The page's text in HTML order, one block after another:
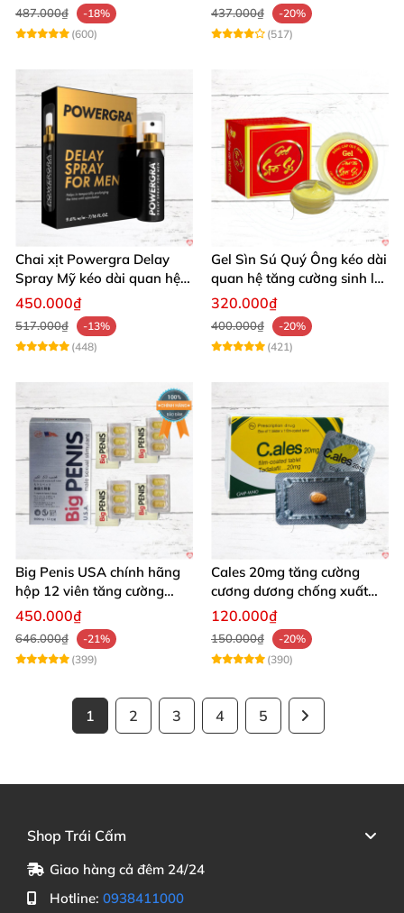
487.000₫
-18%
(600)
437.000₫
-20%
(517)
Chai xịt Powergra Delay
Spray Mỹ kéo dài quan hệ
tăng khoái cảm
450.000₫
517.000₫
-13%
(448)
Gel Sìn Sú Quý Ông kéo dài
quan hệ tăng cường sinh lý
nam
320.000₫
400.000₫
-20%
(421)
Big Penis USA chính hãng
hộp 12 viên tăng cường
sinh lý kéo dài cương dương
450.000₫
646.000₫
-21%
(399)
Cales 20mg tăng cường
cương dương chống xuất
tinh sớm bền lâu
120.000₫
150.000₫
-20%
(390)
1 2 3 4 5
Shop Trái Cấm
Giao hàng cả đêm 24/24
Hotline: 0938411000